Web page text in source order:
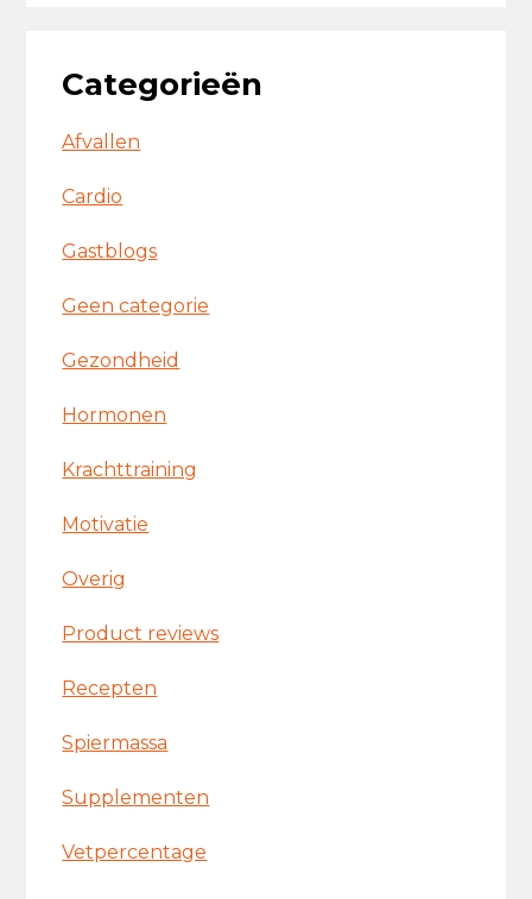
Categorieën
Afvallen
Cardio
Gastblogs
Geen categorie
Gezondheid
Hormonen
Krachttraining
Motivatie
Overig
Product reviews
Recepten
Spiermassa
Supplementen
Vetpercentage